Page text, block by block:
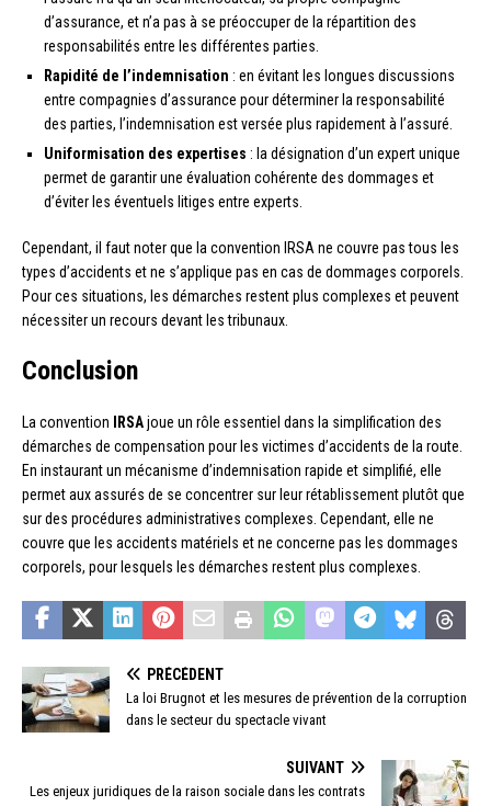
d’assurance, et n’a pas à se préoccuper de la répartition des
responsabilités entre les différentes parties.
Rapidité de l’indemnisation : en évitant les longues discussions
entre compagnies d’assurance pour déterminer la responsabilité
des parties, l’indemnisation est versée plus rapidement à l’assuré.
Uniformisation des expertises : la désignation d’un expert unique
permet de garantir une évaluation cohérente des dommages et
d’éviter les éventuels litiges entre experts.
Cependant, il faut noter que la convention IRSA ne couvre pas tous les
types d’accidents et ne s’applique pas en cas de dommages corporels.
Pour ces situations, les démarches restent plus complexes et peuvent
nécessiter un recours devant les tribunaux.
Conclusion
La convention IRSAjoue un rôle essentiel dans la simplification des
démarches de compensation pour les victimes d’accidents de la route.
En instaurant un mécanisme d’indemnisation rapide et simplifié, elle
permet aux assurés de se concentrer sur leur rétablissement plutôt que
sur des procédures administratives complexes. Cependant, elle ne
couvre que les accidents matériels et ne concerne pas les dommages
corporels, pour lesquels les démarches restent plus complexes.
PRÉCÉDENT
La loi Brugnot et les mesures de prévention de la corruption
dans le secteur du spectacle vivant
SUIVANT
Les enjeux juridiques de la raison sociale dans les contrats